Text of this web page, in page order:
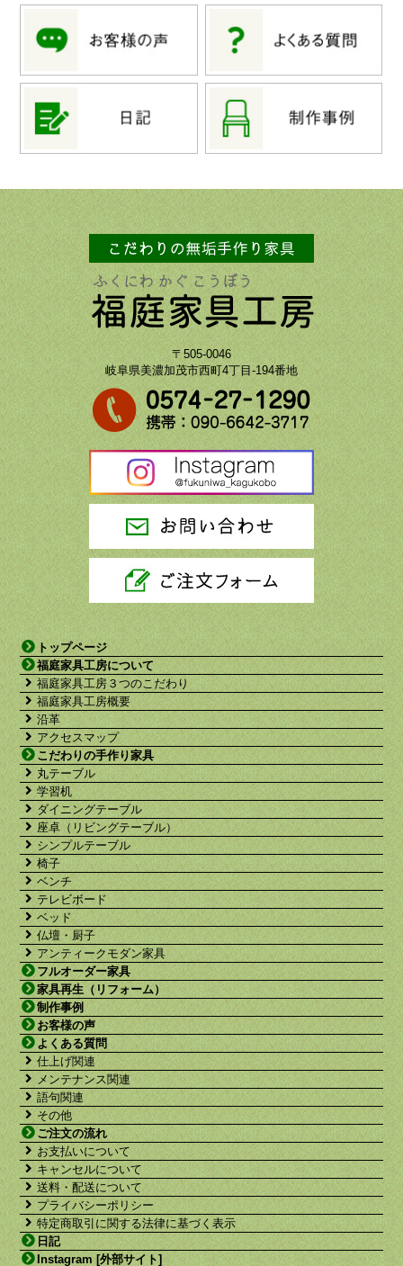
〒505-0046
岐阜県美濃加茂市西町4丁目-194番地
トップページ
福庭家具工房について
福庭家具工房３つのこだわり
福庭家具工房概要
沿革
アクセスマップ
こだわりの手作り家具
丸テーブル
学習机
ダイニングテーブル
座卓（リビングテーブル）
シンプルテーブル
椅子
ベンチ
テレビボード
ベッド
仏壇・厨子
アンティークモダン家具
フルオーダー家具
家具再生（リフォーム）
制作事例
お客様の声
よくある質問
仕上げ関連
メンテナンス関連
語句関連
その他
ご注文の流れ
お支払いについて
キャンセルについて
送料・配送について
プライバシーポリシー
特定商取引に関する法律に基づく表示
日記
Instagram [外部サイト]